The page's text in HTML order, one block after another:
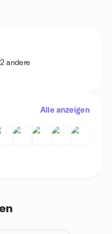
andere
Alle anzeigen